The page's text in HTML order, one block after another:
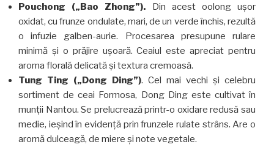
Pouchong („Bao Zhong”). Din acest oolong ușor
oxidat, cu frunze ondulate, mari, de un verde închis, rezultă
o infuzie galben-aurie. Procesarea presupune rulare
minimă și o prăjire ușoară. Ceaiul este apreciat pentru
aroma florală delicată și textura cremoasă.
Tung Ting („Dong Ding”). Cel mai vechi și celebru
sortiment de ceai Formosa, Dong Ding este cultivat în
munții Nantou. Se prelucrează printr-o oxidare redusă sau
medie, ieșind în evidență prin frunzele rulate strâns. Are o
aromă dulceagă, de miere și note vegetale.